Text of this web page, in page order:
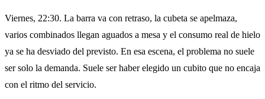
Viernes, 22:30. La barra va con retraso, la cubeta se apelmaza,
varios combinados llegan aguados a mesa y el consumo real de hielo
ya se ha desviado del previsto. En esa escena, el problema no suele
ser solo la demanda. Suele ser haber elegido un cubito que no encaja
con el ritmo del servicio.